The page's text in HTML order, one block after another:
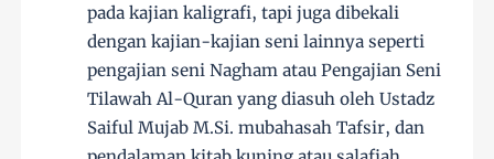
pada kajian kaligrafi, tapi juga dibekali
dengan kajian-kajian seni lainnya seperti
pengajian seni Nagham atau Pengajian Seni
Tilawah Al-Quran yang diasuh oleh Ustadz
Saiful Mujab M.Si. mubahasah Tafsir, dan